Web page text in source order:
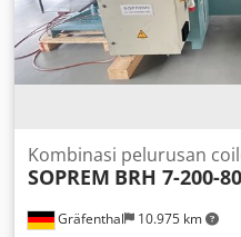
Gräfenthal 10.975 km
Kombinasi pelurusan
SOPREM BRH 7-200-